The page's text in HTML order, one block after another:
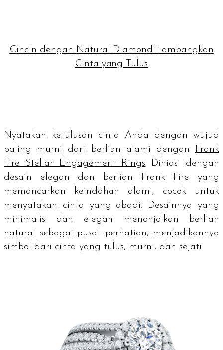
Cincin dengan Natural Diamond Lambangkan
Cinta yang Tulus
Nyatakan ketulusan cinta Anda dengan wujud
paling murni dari berlian alami dengan
Frank
Fire Stellar Engagement Rings Dihiasi dengan
desain elegan dan berlian Frank Fire yang
memancarkan keindahan alami, cocok untuk
menyatakan cinta yang abadi. Desainnya yang
minimalis dan elegan menonjolkan berlian
natural sebagai pusat perhatian, menjadikannya
simbol dari cinta yang tulus, murni, dan sejati.